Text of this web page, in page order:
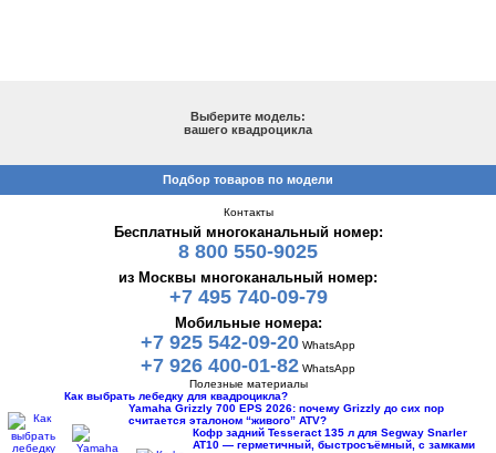
Выберите модель:
вашего квадроцикла
Подбор товаров по модели
Контакты
Бесплатный многоканальный номер:
8 800 550-9025
из Москвы многоканальный номер:
+7 495 740-09-79
Мобильные номера:
+7 925 542-09-20 WhatsApp
+7 926 400-01-82 WhatsApp
Полезные материалы
Как выбрать лебедку для квадроцикла?
Yamaha Grizzly 700 EPS 2026: почему Grizzly до сих пор
считается эталоном “живого” ATV?
Кофр задний Tesseract 135 л для Segway Snarler
AT10 — герметичный, быстросъёмный, с замками